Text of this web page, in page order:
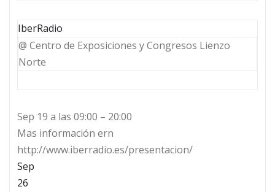
IberRadio
@ Centro de Exposiciones y Congresos Lienzo
Norte
Sep 19 a las 09:00 – 20:00
Mas información ern
http://www.iberradio.es/presentacion/
Sep
26